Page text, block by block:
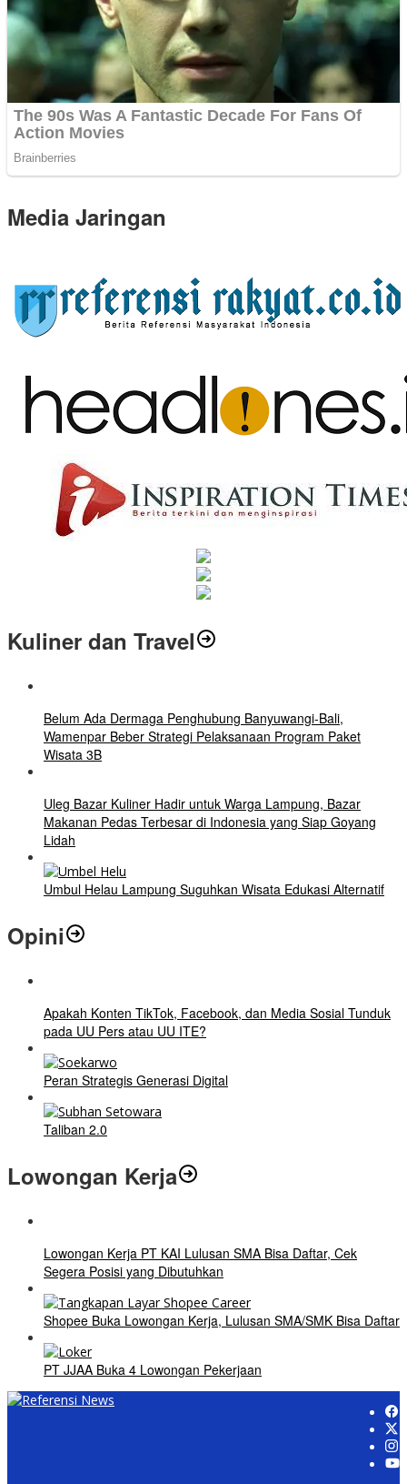
Media Jaringan
Kuliner dan Travel
Belum Ada Dermaga Penghubung Banyuwangi-Bali,
Wamenpar Beber Strategi Pelaksanaan Program Paket
Wisata 3B
Uleg Bazar Kuliner Hadir untuk Warga Lampung, Bazar
Makanan Pedas Terbesar di Indonesia yang Siap Goyang
Lidah
Umbul Helau Lampung Suguhkan Wisata Edukasi Alternatif
Opini
Apakah Konten TikTok, Facebook, dan Media Sosial Tunduk
pada UU Pers atau UU ITE?
Peran Strategis Generasi Digital
Taliban 2.0
Lowongan Kerja
Lowongan Kerja PT KAI Lulusan SMA Bisa Daftar, Cek
Segera Posisi yang Dibutuhkan
Shopee Buka Lowongan Kerja, Lulusan SMA/SMK Bisa Daftar
PT JJAA Buka 4 Lowongan Pekerjaan